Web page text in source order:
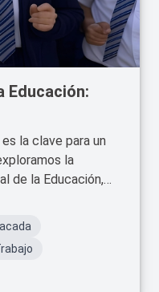
Educación:
la clave para un
la
de la Educación,
a una